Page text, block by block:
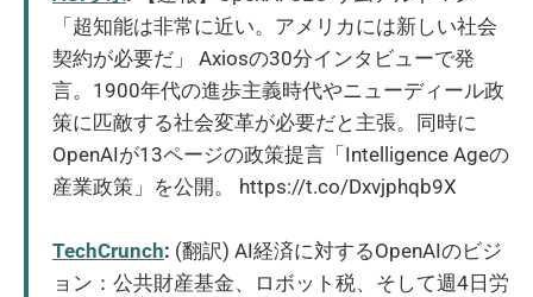
「超知能は非常に近い。アメリカには新しい社会
契約が必要だ」 Axiosの30分インタビューで発
言。1900年代の進歩主義時代やニューディール政
策に匹敵する社会変革が必要だと主張。同時に
OpenAIが13ページの政策提言「Intelligence Ageの
産業政策」を公開。 https://t.co/Dxvjphqb9X
TechCrunch: (翻訳) AI経済に対するOpenAIのビジ
ョン：公共財産基金、ロボット税、そして週4日労